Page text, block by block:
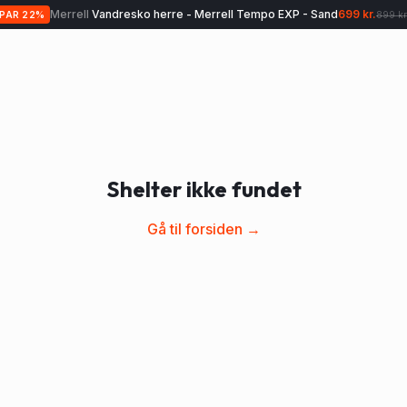
22% Merrell Vandresko herre - Merrell Tempo EXP - Sand699 kr.899
Shelter ikke fundet
Gå til forsiden →